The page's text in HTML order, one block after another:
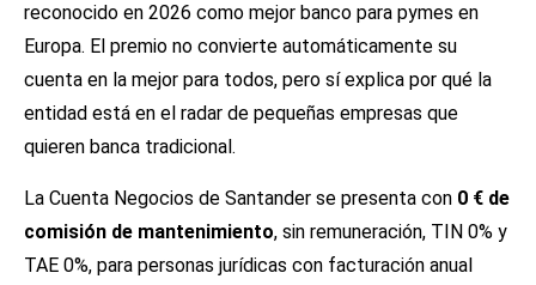
reconocido en 2026 como mejor banco para pymes en
Europa. El premio no convierte automáticamente su
cuenta en la mejor para todos, pero sí explica por qué la
entidad está en el radar de pequeñas empresas que
quieren banca tradicional.
La Cuenta Negocios de Santander se presenta con 0 € de
comisión de mantenimiento, sin remuneración, TIN 0% y
TAE 0%, para personas jurídicas con facturación anual